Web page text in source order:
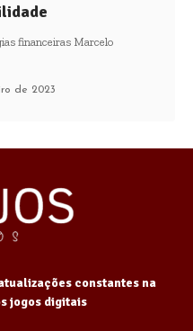
financeiras Marcelo
de 2023
constantes na
jogos digitais